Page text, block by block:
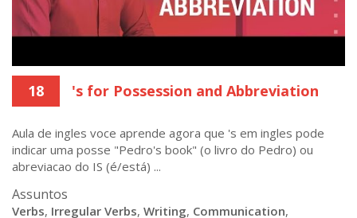
18 's for Possession and Abbreviation
Aula de ingles voce aprende agora que 's em ingles pode
indicar uma posse "Pedro's book" (o livro do Pedro) ou
abreviacao do IS (é/está) ...
Assuntos
Verbs, Irregular Verbs, Writing, Communication,